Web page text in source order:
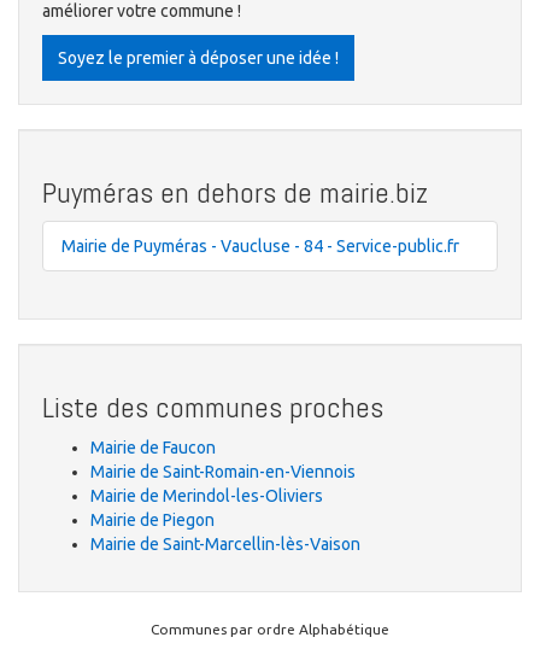
améliorer votre commune !
Soyez le premier à déposer une idée !
Puyméras en dehors de mairie.biz
Mairie de Puyméras - Vaucluse - 84 - Service-public.fr
Liste des communes proches
Mairie de Faucon
Mairie de Saint-Romain-en-Viennois
Mairie de Merindol-les-Oliviers
Mairie de Piegon
Mairie de Saint-Marcellin-lès-Vaison
Communes par ordre Alphabétique